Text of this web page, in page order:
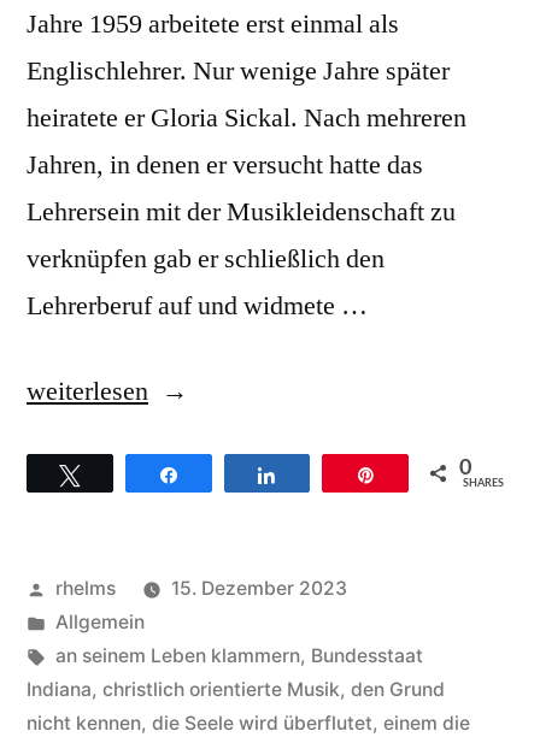
Jahre 1959 arbeitete erst einmal als
Englischlehrer. Nur wenige Jahre später
heiratete er Gloria Sickal. Nach mehreren
Jahren, in denen er versucht hatte das
Lehrersein mit der Musikleidenschaft zu
verknüpfen gab er schließlich den
Lehrerberuf auf und widmete …
„Gaither
Band
Hintergründe
zum
Song
Rivers
weiterlesen
0
SHARES
Veröffentlicht
von
rhelms
15. Dezember 2023
Veröffentlicht
unter
Allgemein
Schlagwörter:
an seinem Leben klammern, Bundesstaat
Indiana, christlich orientierte Musik, den Grund
nicht kennen, die Seele wird überflutet, einem die